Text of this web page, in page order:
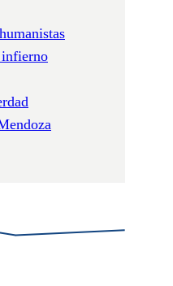
infierno